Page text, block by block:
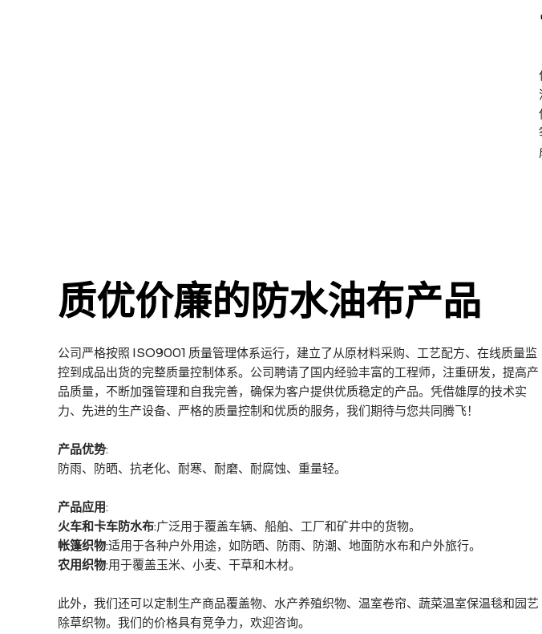
质优价廉的防水油布产品
公司严格按照 ISO9001 质量管理体系运行，建立了从原材料采购、工艺配方、在线质量监
控到成品出货的完整质量控制体系。公司聘请了国内经验丰富的工程师，注重研发，提高产
品质量，不断加强管理和自我完善，确保为客户提供优质稳定的产品。凭借雄厚的技术实
力、先进的生产设备、严格的质量控制和优质的服务，我们期待与您共同腾飞！
产品优势:
防雨、防晒、抗老化、耐寒、耐磨、耐腐蚀、重量轻。
产品应用:
火车和卡车防水布:广泛用于覆盖车辆、船舶、工厂和矿井中的货物。
帐篷织物:适用于各种户外用途，如防晒、防雨、防潮、地面防水布和户外旅行。
农用织物:用于覆盖玉米、小麦、干草和木材。
此外，我们还可以定制生产商品覆盖物、水产养殖织物、温室卷帘、蔬菜温室保温毯和园艺
除草织物。我们的价格具有竞争力，欢迎咨询。